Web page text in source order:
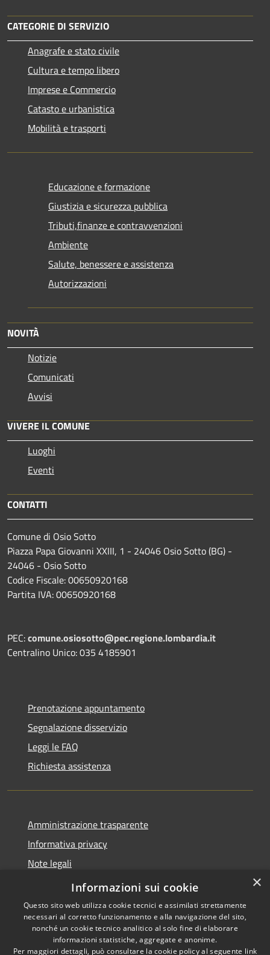
CATEGORIE DI SERVIZIO
Anagrafe e stato civile
Cultura e tempo libero
Imprese e Commercio
Catasto e urbanistica
Mobilità e trasporti
Educazione e formazione
Giustizia e sicurezza pubblica
Tributi,finanze e contravvenzioni
Ambiente
Salute, benessere e assistenza
Autorizzazioni
NOVITÀ
Notizie
Comunicati
Avvisi
VIVERE IL COMUNE
Luoghi
Eventi
CONTATTI
Comune di Osio Sotto
Piazza Papa Giovanni XXIII, 1 - 24046 Osio Sotto (BG) -
24046 - Osio Sotto
Codice Fiscale: 00650920168
Partita IVA: 00650920168
PEC:comune.osiosotto@pec.regione.lombardia.it
Centralino Unico: 035 4185901
Prenotazione appuntamento
Segnalazione disservizio
Leggi le FAQ
Richiesta assistenza
Amministrazione trasparente
Informativa privacy
Note legali
Dichiarazione di accessibilità 2025
Copyright © 2026 • Comune di
×
Informazioni sui cookie
Questo sito web utilizza cookie tecnici e assimilati strettamente
necessari al corretto funzionamento e alla navigazione del sito,
nonché un cookie tecnico analitico al solo fine di elaborare
informazioni statistiche, aggregate e anonime.
Per maggiori dettagli, può consultare la cookie policy al seguente link